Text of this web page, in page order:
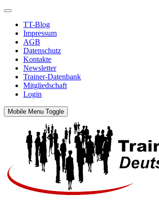
TT-Blog
Impressum
AGB
Datenschutz
Kontakte
Newsletter
Trainer-Datenbank
Mitgliedschaft
Login
Mobile Menu Toggle